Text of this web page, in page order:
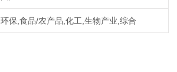
环保,食品/农产品,化工,生物产业,综合